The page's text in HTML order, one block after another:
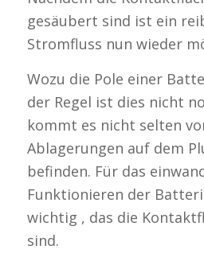
gesäubert sind ist ein
Stromfluss nun wieder
Wozu die Pole einer
der Regel ist dies nicht
kommt es nicht selten
Ablagerungen auf dem
befinden. Für das
Funktionieren der
wichtig , das die
sind.